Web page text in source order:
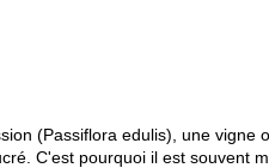
(Passiflora edulis), une vigne
C'est pourquoi il est souvent